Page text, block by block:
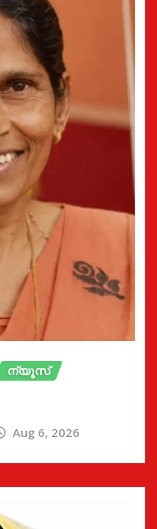
ന്യൂസ്
Aug 6, 2026